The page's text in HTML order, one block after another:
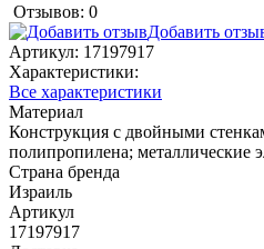
Отзывов: 0
Добавить
Артикул: 17197917
Характеристики:
Все характеристики
Материал
Конструкция с двойными
полипропилена; металлические
Страна бренда
Израиль
Артикул
17197917